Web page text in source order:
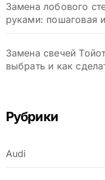
Замена лобового
руками: пошаговая
Замена свечей
выбрать и как
Рубрики
Audi